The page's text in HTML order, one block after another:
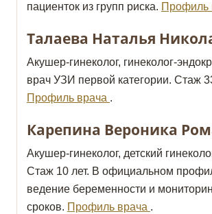
пациенток из групп риска. Профиль
Талаева Наталья
Акушер-гинеколог, гинеколог-
врач УЗИ первой категории. Стаж
Профиль врача .
Карепина Вероника
Акушер-гинеколог, детский
Стаж 10 лет. В официальном
ведение беременности и
сроков. Профиль врача .